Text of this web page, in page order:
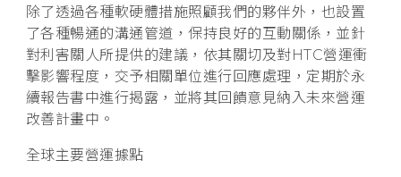
訊
宏
達
除了透過各種軟硬體措施照顧我們的夥伴外，也設置
了各種暢通的溝通管道，保持良好的互動關係，並針
對利害關人所提供的建議，依其關切及對HTC營運衝
擊影響程度，交予相關單位進行回應處理，定期於永
續報告書中進行揭露，並將其回饋意見納入未來營運
改善計畫中。
全球主要營運據點